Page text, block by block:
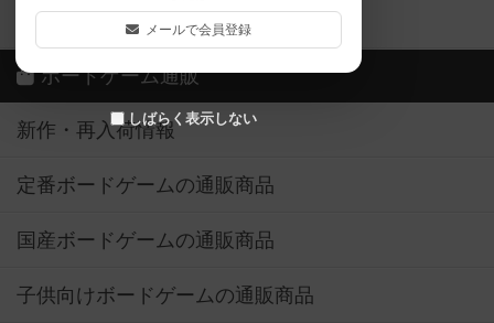
メールで会員登録
しばらく表示しない
ボドゲーマご利用案内
ボードゲーム通販
新作・再入荷情報
定番ボードゲームの通販商品
国産ボードゲームの通販商品
子供向けボードゲームの通販商品